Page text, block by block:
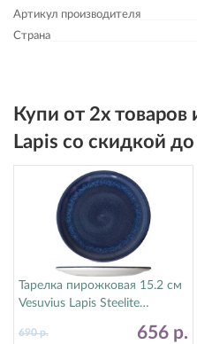
Артикул производителя
Страна
Купи от 2х товаров
Lapis со скидкой
Тарелка пирожковая 15.2 см
Vesuvius Lapis Steelite
656 р.
690р.